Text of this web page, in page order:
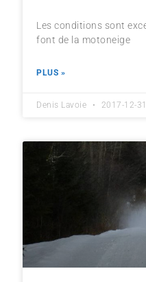
Les conditions sont
font de la motoneige
PLUS »
Denis Lavoie 2017-12-31